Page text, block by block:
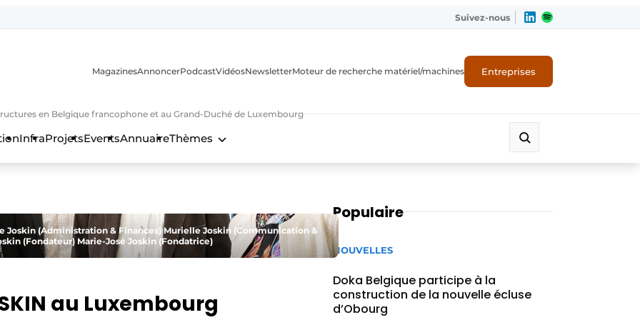
Suivez-nous
en Belgique francophone et au Grand-Duché de Luxembourg
MagazinesAnnoncerPodcastVidéosNewsletterMoteur de recherche matériel/machines Entreprises
InfraProjetsEventsAnnuaireThèmes
Joskin (Administration & Finances) Murielle Joskin (Communication &
(Fondateur) Marie-José Joskin (Fondatrice)
au Luxembourg
Populaire
NOUVELLES
Doka Belgique participe à la
construction de la nouvelle écluse
d’Obourg